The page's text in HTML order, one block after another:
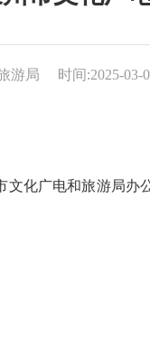
游局 时间:2025-03-
广电和旅游局办公